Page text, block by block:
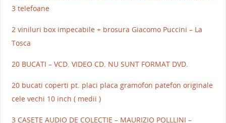
3 telefoane
2 viniluri box impecabile + brosura Giacomo Puccini – La
Tosca
20 BUCATI – VCD. VIDEO CD. NU SUNT FORMAT DVD.
20 bucati coperti pt. placi placa gramofon patefon originale
cele vechi 10 inch ( medii )
3 CASETE AUDIO DE COLECTIE – MAURIZIO POLLLINI –